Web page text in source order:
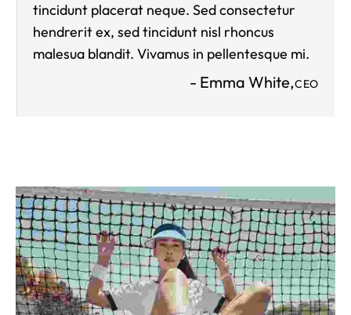
tincidunt placerat neque. Sed consectetur
hendrerit ex, sed tincidunt nisl rhoncus
malesua blandit. Vivamus in pellentesque mi.
- Emma White,CEO